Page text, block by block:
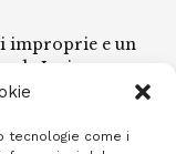
tecnologie come i
improprie e un
da Ispica a